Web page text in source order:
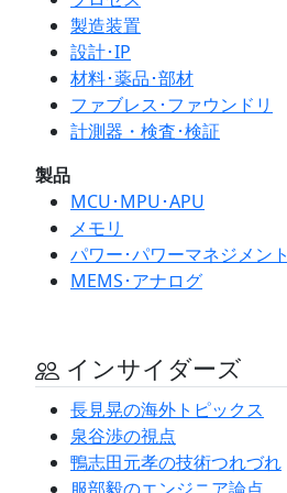
製造装置
設計･IP
材料･薬品･部材
ファブレス･ファウンドリ
計測器・検査･検証
製品
MCU･MPU･APU
メモリ
パワー･パワーマネジメント
MEMS･アナログ
インサイダーズ
長見晃の海外トピックス
泉谷渉の視点
鴨志田元孝の技術つれづれ